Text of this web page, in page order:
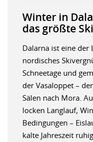
Winter in
das größte
Dalarna ist eine der
nordisches
Schneetage und
der Vasaloppet –
Sälen nach Mora.
locken Langlauf,
Bedingungen –
kalte Jahreszeit